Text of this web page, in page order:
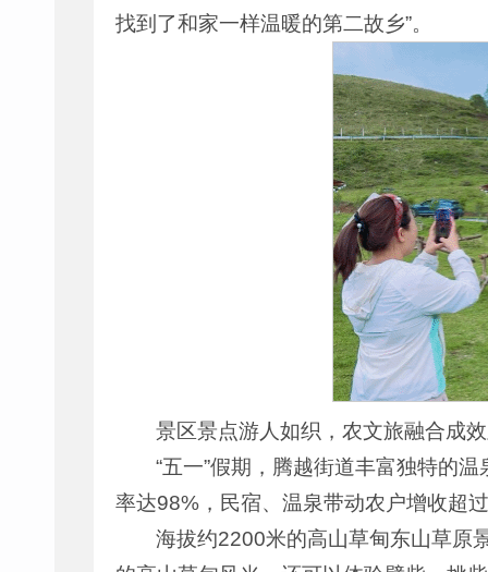
找到了和家一样温暖的第二故乡”。
景区景点游人如织，农文旅融合成
“五一”假期，腾越街道丰富独特的
率达98%，民宿、温泉带动农户增收超
海拔约2200米的高山草甸东山草原